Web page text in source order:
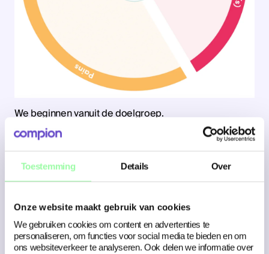
Toestemming Details Over
Onze website maakt gebruik van cookies
We gebruiken cookies om content en advertenties te
personaliseren, om functies voor social media te bieden en om
ons websiteverkeer te analyseren. Ook delen we informatie over
We beginnen vanuit de doelgroep.